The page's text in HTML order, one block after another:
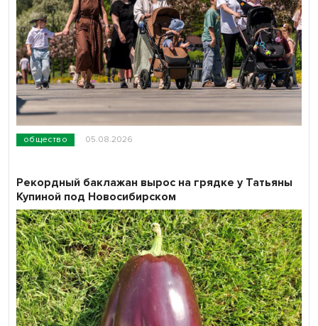
общество 05.08.2026
Рекордный баклажан вырос на грядке у Татьяны
Купиной под Новосибирском